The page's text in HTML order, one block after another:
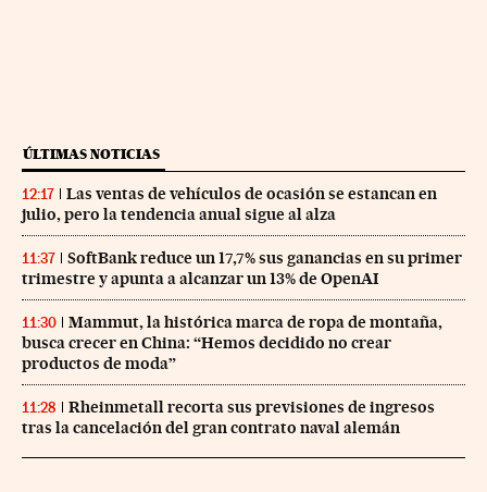
ÚLTIMAS NOTICIAS
12:17
Las ventas de vehículos de ocasión se estancan en
julio, pero la tendencia anual sigue al alza
11:37
SoftBank reduce un 17,7% sus ganancias en su primer
trimestre y apunta a alcanzar un 13% de OpenAI
11:30
Mammut, la histórica marca de ropa de montaña,
busca crecer en China: “Hemos decidido no crear
productos de moda”
11:28
Rheinmetall recorta sus previsiones de ingresos
tras la cancelación del gran contrato naval alemán